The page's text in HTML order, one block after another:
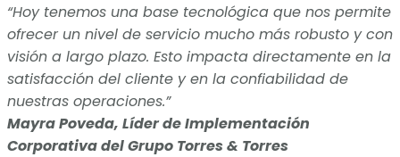
“Hoy tenemos una base tecnológica que nos permite
ofrecer un nivel de servicio mucho más robusto y con
visión a largo plazo. Esto impacta directamente en la
satisfacción del cliente y en la confiabilidad de
nuestras operaciones.”
Mayra Poveda, Líder de Implementación
Corporativa del Grupo Torres & Torres